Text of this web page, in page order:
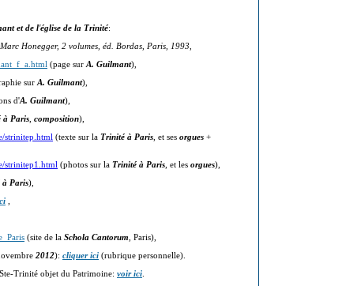
et de l'église de la Trinité:
Honegger, 2 volumes, éd. Bordas, Paris, 1993
(page sur A. Guilmant),
sur A. Guilmant),
d'A. Guilmant),
à Paris composition),
strinitep.html (texte sur la Trinité à Paris , et ses orgues +
strinitep1.html (photos sur la Trinité à Paris , et les orgues),
Paris),
(site de la Schola Cantorum , Paris),
2012): cliquer ici (rubrique personnelle).
Ste-Trinité objet du Patrimoine: voir ici